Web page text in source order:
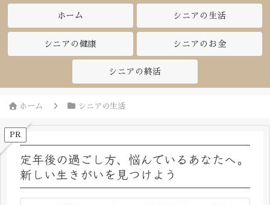
ホーム シニアの生活
シニアの健康 シニアのお金
シニアの終活
ホーム シニアの生活
PR
定年後の過ごし方、悩んでいるあなたへ。
新しい生きがいを見つけよう